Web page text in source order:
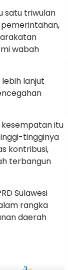
satu triwulan
wabah
lanjut
kesempatan itu
tingginya
kontribusi,
terbangun
Sulawesi
rangka
daerah